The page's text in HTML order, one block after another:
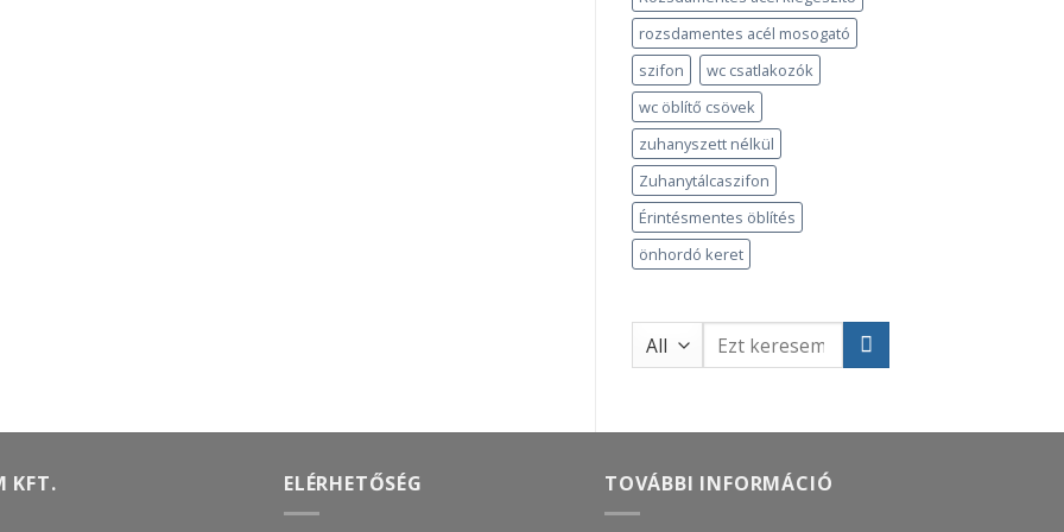
rozsdamentes acél mosogató
szifon
wc csatlakozók
wc öblítő csövek
zuhanyszett nélkül
Zuhanytálcaszifon
Érintésmentes öblítés
önhordó keret
Keresés
a
KFT. ELÉRHETŐSÉG TOVÁBBI INFORMÁCIÓ